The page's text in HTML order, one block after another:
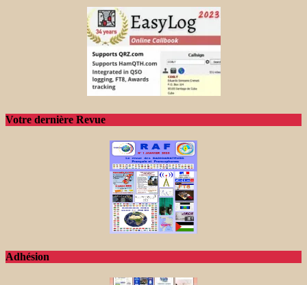
Votre dernière Revue
Adhésion